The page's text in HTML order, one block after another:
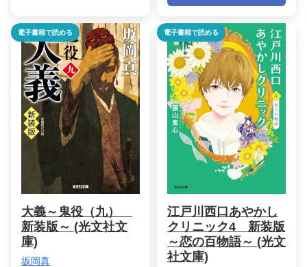
電子書籍で読める
大義～鬼役（九）
新装版～ (光文社文
庫)
坂岡真
電子書籍で読める
江戸川西口あやかし
クリニック4 新装版
～恋の百物語～ (光文
社文庫)